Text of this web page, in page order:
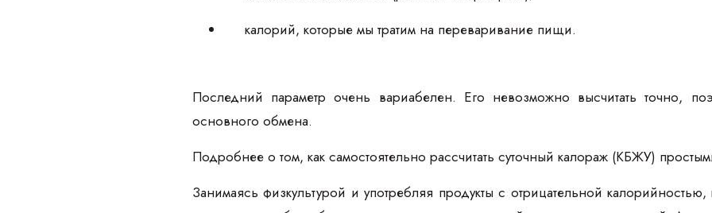
калорий, которые мы тратим на переваривание пищи.
Последний параметр очень вариабелен. Его невозможно высчитать точно,
основного обмена.
Подробнее о том, как самостоятельно рассчитать суточный калораж (КБЖУ)
Занимаясь физкультурой и употребляя продукты с отрицательной